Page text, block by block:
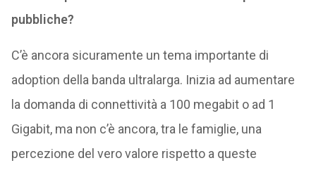
pubbliche?
C’è ancora sicuramente un tema importante di
adoption della banda ultralarga. Inizia ad aumentare
la domanda di connettività a 100 megabit o ad 1
Gigabit, ma non c’è ancora, tra le famiglie, una
percezione del vero valore rispetto a queste